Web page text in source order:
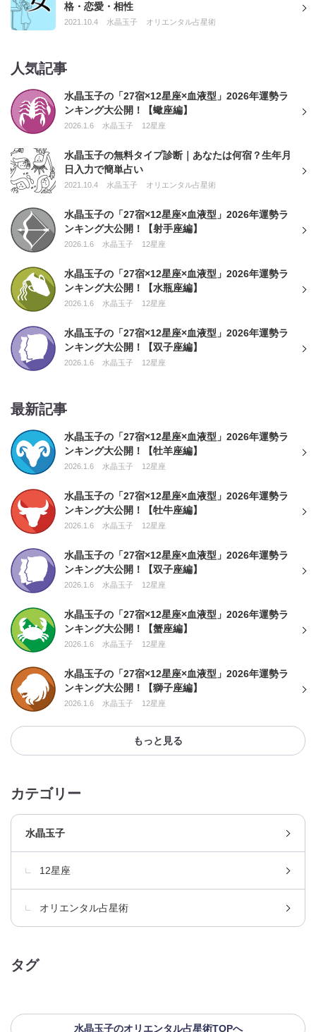
格・恋愛・相性
2021.10.4 水晶玉子 オリエンタル占星術
人気記事
水晶玉子の「27宿×12星座×血液型」2026年運勢ラ
ンキング大公開！【蠍座編】
2026.1.6 水晶玉子 12星座
水晶玉子の無料タイプ診断｜あなたは何宿？生年月
日入力で簡単占い
2021.10.4 水晶玉子 オリエンタル占星術
水晶玉子の「27宿×12星座×血液型」2026年運勢ラ
ンキング大公開！【射手座編】
2026.1.6 水晶玉子 12星座
水晶玉子の「27宿×12星座×血液型」2026年運勢ラ
ンキング大公開！【水瓶座編】
2026.1.6 水晶玉子 12星座
水晶玉子の「27宿×12星座×血液型」2026年運勢ラ
ンキング大公開！【双子座編】
2026.1.6 水晶玉子 12星座
最新記事
水晶玉子の「27宿×12星座×血液型」2026年運勢ラ
ンキング大公開！【牡羊座編】
2026.1.6 水晶玉子 12星座
水晶玉子の「27宿×12星座×血液型」2026年運勢ラ
ンキング大公開！【牡牛座編】
2026.1.6 水晶玉子 12星座
水晶玉子の「27宿×12星座×血液型」2026年運勢ラ
ンキング大公開！【双子座編】
2026.1.6 水晶玉子 12星座
水晶玉子の「27宿×12星座×血液型」2026年運勢ラ
ンキング大公開！【蟹座編】
2026.1.6 水晶玉子 12星座
水晶玉子の「27宿×12星座×血液型」2026年運勢ラ
ンキング大公開！【獅子座編】
2026.1.6 水晶玉子 12星座
もっと見る
カテゴリー
水晶玉子
12星座
オリエンタル占星術
タグ
水晶玉子のオリエンタル占星術TOPへ